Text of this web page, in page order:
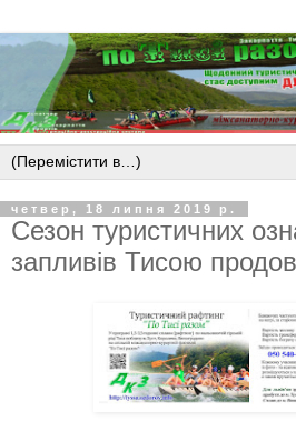
четвер, 18 липня 2019 р.
Сезон туристичних
запливів Тисою